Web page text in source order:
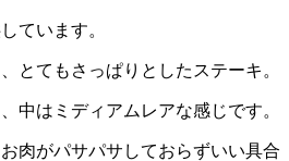
ています。
とてもさっぱりとしたステーキ。
中はミディアムレアな感じです。
肉がパサパサしておらずいい具合